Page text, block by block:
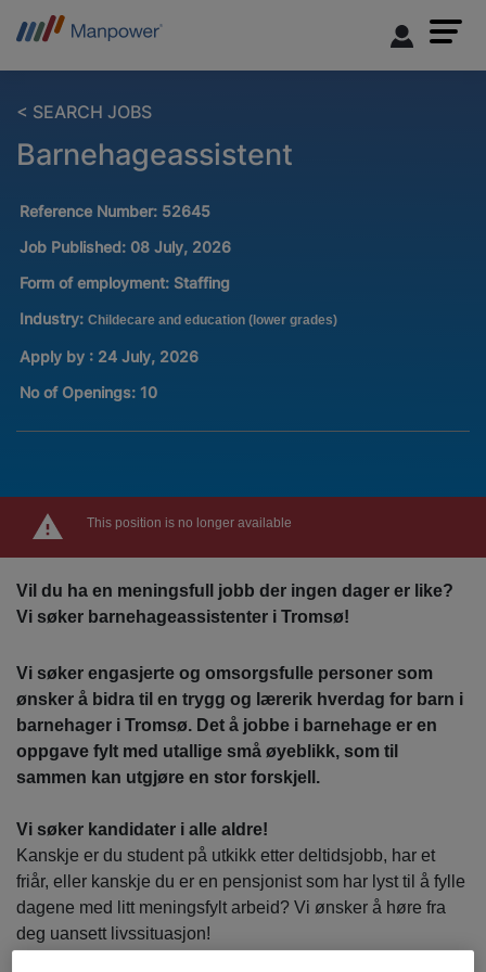
< SEARCH JOBS
Barnehageassistent
Reference Number: 52645
Job Published: 08 July, 2026
Form of employment: Staffing
Industry: Childecare and education (lower grades)
Apply by : 24 July, 2026
No of Openings: 10
This position is no longer available
Vil du ha en meningsfull jobb der ingen dager er like?
Vi søker barnehageassistenter i Tromsø!
Vi søker engasjerte og omsorgsfulle personer som
ønsker å bidra til en trygg og lærerik hverdag for barn i
barnehager i Tromsø. Det å jobbe i barnehage er en
oppgave fylt med utallige små øyeblikk, som til
sammen kan utgjøre en stor forskjell.
Vi søker kandidater i alle aldre!
Kanskje er du student på utkikk etter deltidsjobb, har et
friår, eller kanskje du er en pensjonist som har lyst til å fylle
dagene med litt meningsfylt arbeid? Vi ønsker å høre fra
deg uansett livssituasjon!